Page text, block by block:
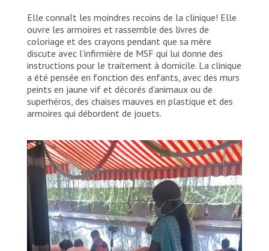
Elle connaît les moindres recoins de la clinique! Elle
ouvre les armoires et rassemble des livres de
coloriage et des crayons pendant que sa mère
discute avec l’infirmière de MSF qui lui donne des
instructions pour le traitement à domicile. La clinique
a été pensée en fonction des enfants, avec des murs
peints en jaune vif et décorés d’animaux ou de
superhéros, des chaises mauves en plastique et des
armoires qui débordent de jouets.